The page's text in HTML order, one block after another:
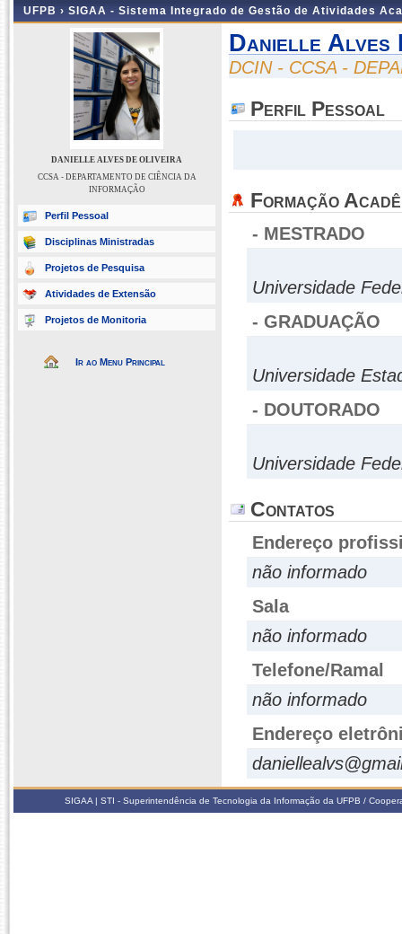
UFPB › SIGAA - Sistema Integrado de Gestão de Atividades
DANIELLE ALVES DE OLIVEIRA
CCSA - DEPARTAMENTO DE CIÊNCIA DA
INFORMAÇÃO
Perfil Pessoal
Disciplinas Ministradas
Projetos de Pesquisa
Atividades de Extensão
Projetos de Monitoria
Ir ao Menu Principal
Danielle Alves
DCIN - CCSA -
Perfil Pessoal
Formação
- MESTRADO
Universidade
- GRADUAÇÃO
Universidade
- DOUTORADO
Universidade
Contatos
Endereço
não informado
Sala
não informado
Telefone/Ramal
não informado
Endereço
SIGAA | STI - Superintendência de Tecnologia da Informação da UFPB /